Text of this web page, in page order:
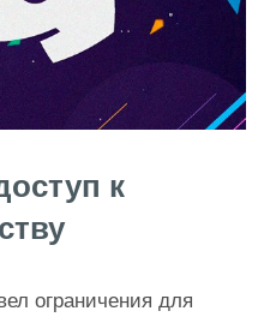
к
ограничения для